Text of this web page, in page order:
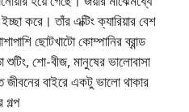
করে। তাঁর এক্টিং ক্যারিয়ার বেশ
ছোটখাটো কোম্পানির ব্রান্ড
শো-বীজ, মানুষের ভালোবাসা
বাইরে একটু ভালো থাকার